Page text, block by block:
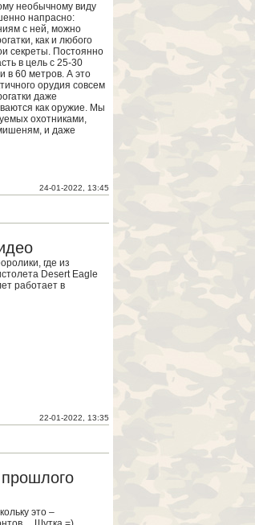
24-01-2022, 13:45
необычному виду
напрасно:
с ней, можно
как и любого
секреты. Постоянно
в цель с 25-30
в 60 метров. А это
орудия совсем
даже
как оружие. Мы
охотниками,
и даже
22-01-2022, 13:35
где из
Desert Eagle
работает в
это –